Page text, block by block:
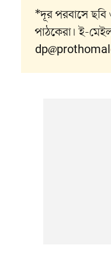
*দূর পরবাসে ছবি
পাঠকেরা। ই-